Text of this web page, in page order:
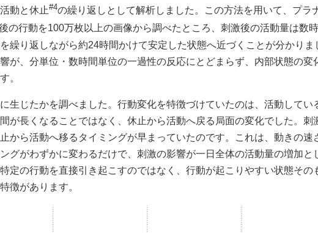
動と休止#4の繰り返しとして解析しました。この方法を用いて、プラ
の行動を100万枚以上の画像から調べたところ、刺激後の活動量は数
繰り返しながら約24時間かけて安定した状態へ近づくことが分かりま
が、分単位・数時間単位の一過性の反応にとどまらず、内部状態の変
。
生じたかを調べました。行動変化を特徴づけていたのは、活動してい
が長くなることではなく、休止から活動へ戻る局面の変化でした。刺
から活動へ移るタイミングが早まっていたのです。これは、動きの速
グがわずかに変わるだけで、刺激の影響が一日全体の活動量の増加と
定の行動を直接引き起こすのではなく、行動が起こりやすい状態その
徴があります。